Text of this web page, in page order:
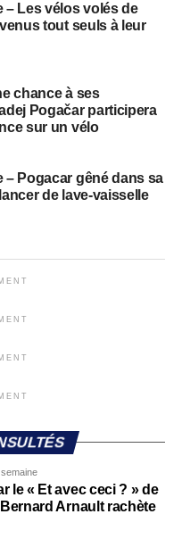
– Les vélos volés de
tout seuls à leur
chance à ses
Pogačar participera
sur un vélo
– Pogacar gêné dans sa
de lave-vaisselle
le « Et avec ceci ? » de
Arnault rachète